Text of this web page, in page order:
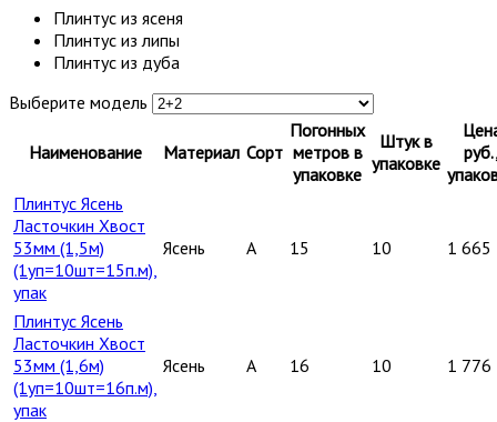
Плинтус из ясеня
Плинтус из липы
Плинтус из дуба
Выберите модель
Наименование Материал Сорт
Погонных
метров в
упаковке
Штук в
упаковке
Плинтус Ясень
Ласточкин Хвост
53мм (1,5м)
(1уп=10шт=15п.м),
упак
Ясень A 15 10 1 665
Плинтус Ясень
Ласточкин Хвост
53мм (1,6м)
(1уп=10шт=16п.м),
упак
Ясень A 16 10 1 776